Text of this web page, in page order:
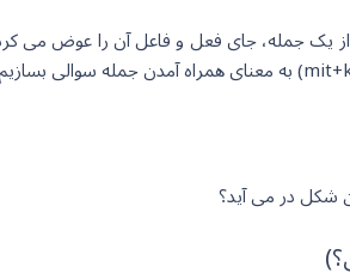
یک جمله، جای فعل و فاعل آن را عوض می